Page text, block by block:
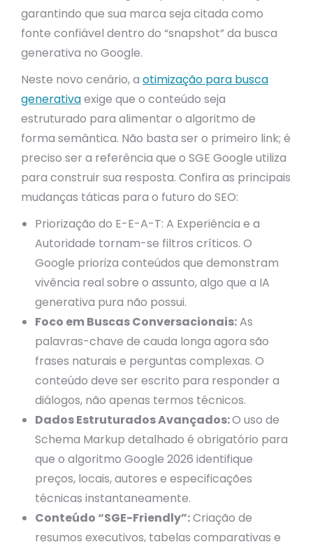
garantindo que sua marca seja citada como
fonte confiável dentro do “snapshot” da busca
generativa no Google.
Neste novo cenário, a otimização para busca
generativaexige que o conteúdo seja
estruturado para alimentar o algoritmo de
forma semântica. Não basta ser o primeiro link; é
preciso ser a referência que o SGE Google utiliza
para construir sua resposta. Confira as principais
mudanças táticas para o futuro do SEO:
Priorização do E-E-A-T: A Experiência e a
Autoridade tornam-se filtros críticos. O
Google prioriza conteúdos que demonstram
vivência real sobre o assunto, algo que a IA
generativa pura não possui.
Foco em Buscas Conversacionais:As
palavras-chave de cauda longa agora são
frases naturais e perguntas complexas. O
conteúdo deve ser escrito para responder a
diálogos, não apenas termos técnicos.
Dados Estruturados Avançados:O uso de
Schema Markup detalhado é obrigatório para
que o algoritmo Google 2026 identifique
preços, locais, autores e especificações
técnicas instantaneamente.
Conteúdo “SGE-Friendly”:Criação de
resumos executivos, tabelas comparativas e